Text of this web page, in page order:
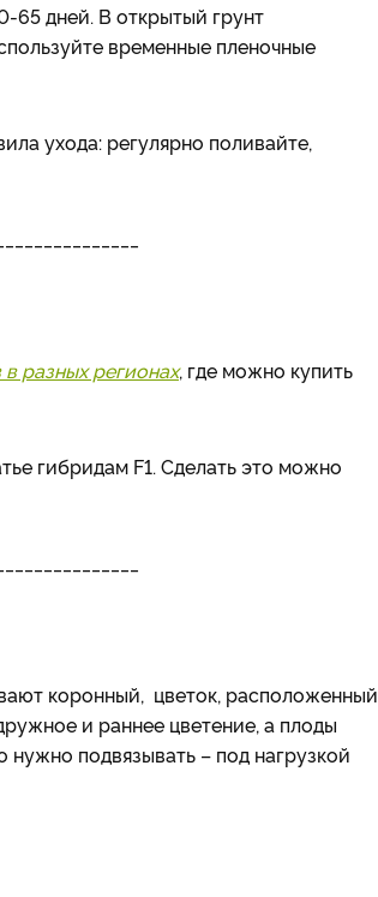
65 дней. В открытый грунт
временные пленочные
ухода: регулярно поливайте,
разных регионах, где можно купить
гибридам F1. Сделать это можно
коронный, цветок, расположенный
и раннее цветение, а плоды
подвязывать – под нагрузкой